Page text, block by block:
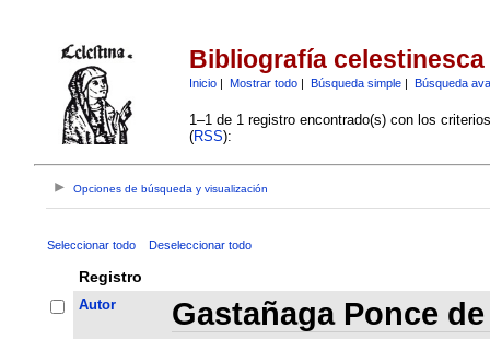
Bibliografía celestinesca
Inicio| Mostrar todo| Búsqueda simple| Búsqueda
1–1 de 1 registro encontrado(s) con los
(RSS):
Opciones de búsqueda y visualización
Seleccionar todo Deseleccionar todo
Registro
Autor Gastañaga Ponce